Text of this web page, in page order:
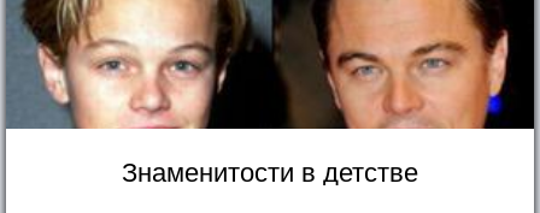
Знаменитости в детстве